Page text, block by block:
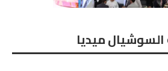
السوشيال ميديا